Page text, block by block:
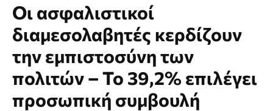
Οι ασφαλιστικοί
διαμεσολαβητές κερδίζουν
την εμπιστοσύνη των
πολιτών – Το 39,2% επιλέγει
προσωπική συμβουλή